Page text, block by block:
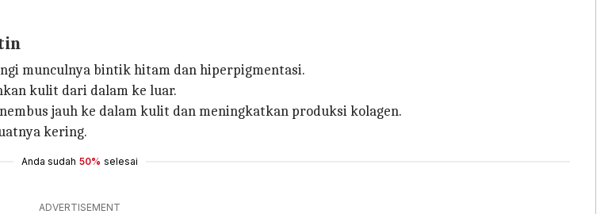
munculnya bintik hitam dan hiperpigmentasi.
kulit dari dalam ke luar.
jauh ke dalam kulit dan meningkatkan produksi kolagen.
kering.
Anda sudah 50% selesai
ADVERTISEMENT